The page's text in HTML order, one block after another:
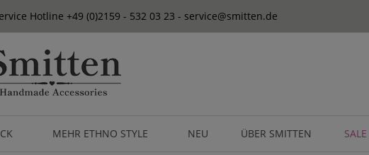
Hotline +49 (0)2159 - 532 03 23 - service@smitten.de
MEHR ETHNO STYLE NEU ÜBER SMITTEN SALE